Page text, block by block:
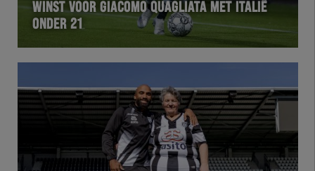
WINST VOOR GIACOMO QUAGLIATA MET ITALIË
ONDER 21